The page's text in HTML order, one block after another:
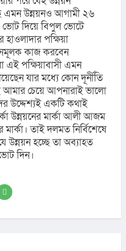
এমন উন্নয়নও আগামী ২৬
ভোট দিয়ে বিপুল ভোটে
পক্ষিয়া
কাজ করবেন
এই পক্ষিয়াবাসী এমন
যার মধ্যে কোন দূর্নীতি
আমার চেয়ে আপনারাই ভালো
উদ্দেশ্যই একটি কথাই
উন্নয়নের মার্কা আলী আজম
মার্কা। তাই দলমত নির্বিশেষে
হচ্ছে তা অব্যাহত
দিন।